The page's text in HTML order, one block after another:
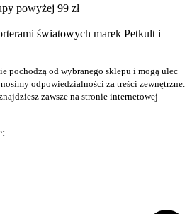
powyżej 99 zł
światowych marek Petkult i
pochodzą od wybranego sklepu i mogą ulec
odpowiedzialności za treści zewnętrzne.
zawsze na stronie internetowej